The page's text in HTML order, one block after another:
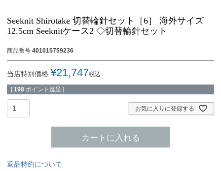
Seeknit Shirotake 切替輪針セット［6］ 海外サイズ
12.5cm Seeknitケース2 ◇切替輪針セット
商品番号 401015759236
当店特別価格 ¥21,747税込
[ 198 ポイント進呈 ]
お気に入りに登録する
カートに入れる
返品特約について